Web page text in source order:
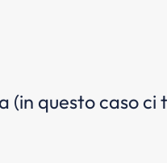
questo caso ci